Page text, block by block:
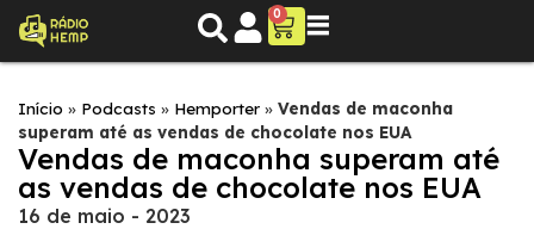
0
Início » Podcasts » Hemporter » Vendas de maconha
superam até as vendas de chocolate nos EUA
Vendas de maconha superam até
as vendas de chocolate nos EUA
16 de maio - 2023